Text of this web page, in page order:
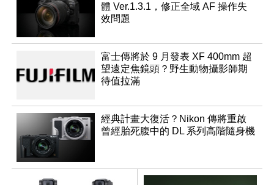
體 Ver.1.3.1，修正全域 AF 操作失
效問題
富士傳將於 9 月發表 XF 400mm 超
望遠定焦鏡頭？野生動物攝影師期
待值拉滿
經典計畫大復活？Nikon 傳將重啟
曾經胎死腹中的 DL 系列高階隨身機